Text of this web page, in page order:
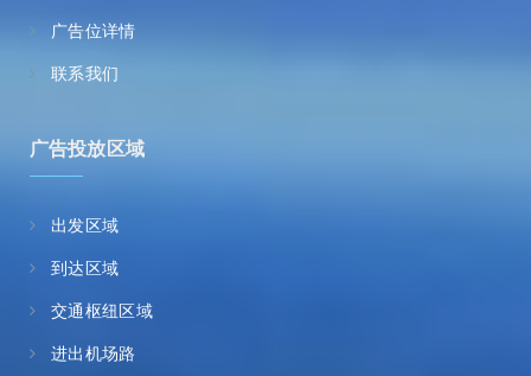
广告位详情
联系我们
广告投放区域
出发区域
到达区域
交通枢纽区域
进出机场路